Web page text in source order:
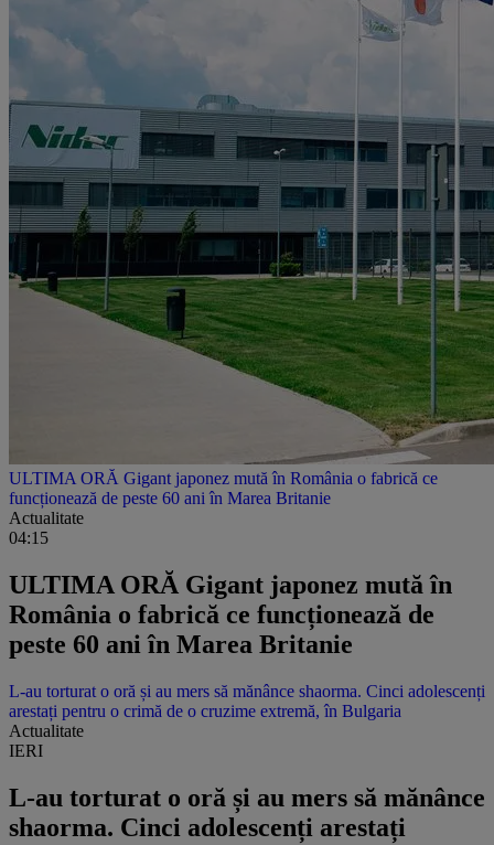
ULTIMA ORĂ Gigant japonez mută în România o fabrică ce
funcționează de peste 60 ani în Marea Britanie
Actualitate
04:15
ULTIMA ORĂ Gigant japonez mută în
România o fabrică ce funcționează de
peste 60 ani în Marea Britanie
L-au torturat o oră și au mers să mănânce shaorma. Cinci adolescenți
arestați pentru o crimă de o cruzime extremă, în Bulgaria
Actualitate
IERI
L-au torturat o oră și au mers să mănânce
shaorma. Cinci adolescenți arestați